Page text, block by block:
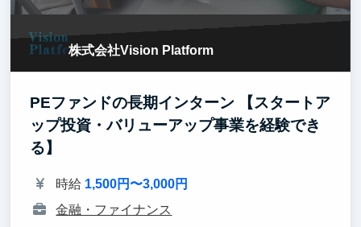
株式会社Vision Platform
PEファンドの長期インターン 【スタートア
ップ投資・バリューアップ事業を経験でき
る】
時給 1,500円〜3,000円
金融・ファイナンス